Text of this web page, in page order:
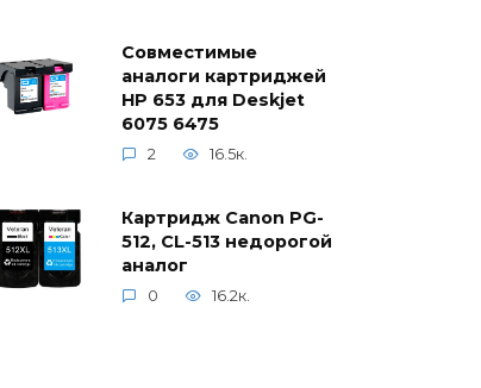
Совместимые
аналоги картриджей
HP 653 для Deskjet
6075 6475
2 16.5к.
Картридж Canon PG-
512, CL-513 недорогой
аналог
0 16.2к.